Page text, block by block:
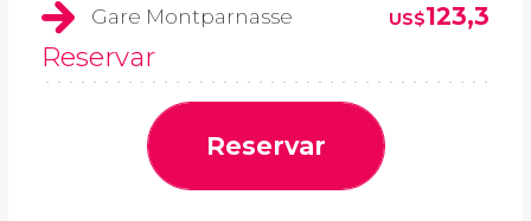
Gare Montparnasse
US$123,3
Reservar
Reservar